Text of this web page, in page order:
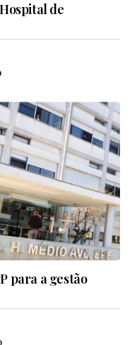
de
para a gestão